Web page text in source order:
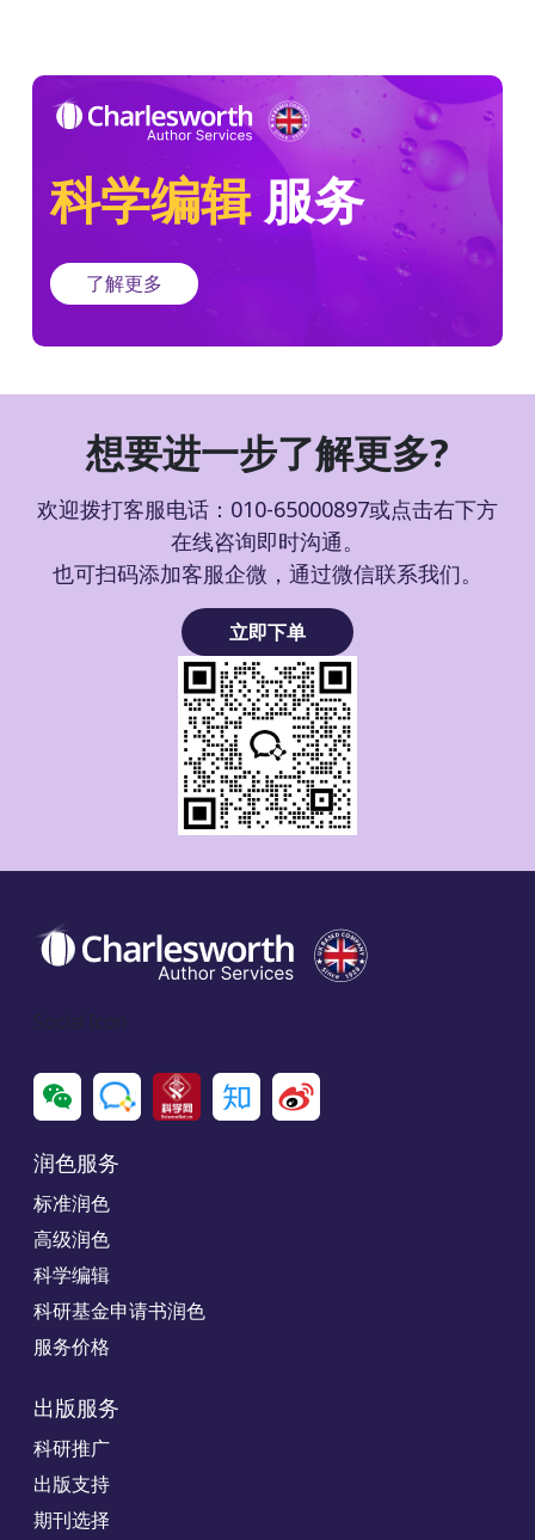
科学编辑服务
了解更多
想要进一步了解更多?
欢迎拨打客服电话：010-65000897或点击右下方
在线咨询即时沟通。
也可扫码添加客服企微，通过微信联系我们。
立即下单
Social Icon
润色服务
标准润色
高级润色
科学编辑
科研基金申请书润色
服务价格
出版服务
科研推广
出版支持
期刊选择